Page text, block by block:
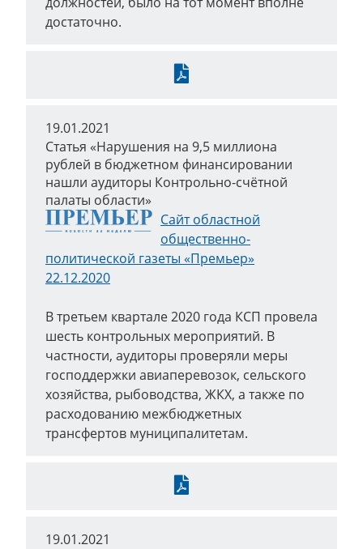
достаточно.
Скачать
19.01.2021
Статья «Нарушения на 9,5 миллиона
рублей в бюджетном финансировании
нашли аудиторы Контрольно-счётной
палаты области»
Сайт областной
общественно-
политической газеты «Премьер»
22.12.2020
В третьем квартале 2020 года КСП провела
шесть контрольных мероприятий. В
частности, аудиторы проверяли меры
господдержки авиаперевозок, сельского
хозяйства, рыбоводства, ЖКХ, а также по
расходованию межбюджетных
трансфертов муниципалитетам.
Скачать
19.01.2021